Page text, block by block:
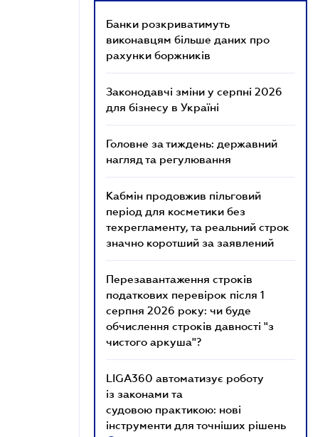
Банки розкриватимуть
виконавцям більше даних про
рахунки боржників
Законодавчі зміни у серпні 2026
для бізнесу в Україні
Головне за тиждень: державний
нагляд та регулювання
Кабмін продовжив пільговий
період для косметики без
техрегламенту, та реальний строк
значно коротший за заявлений
Перезавантаження строків
податкових перевірок після 1
серпня 2026 року: чи буде
обчислення строків давності "з
чистого аркуша"?
LIGA360 автоматизує роботу
із законами та
судовою практикою: нові
інструменти для точніших рішень